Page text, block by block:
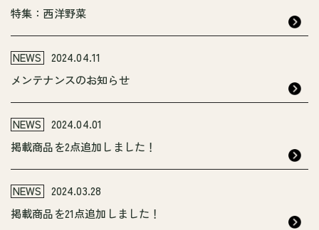
特集：西洋野菜
NEWS
2024.04.11
メンテナンスのお知らせ
NEWS
2024.04.01
掲載商品を2点追加しました！
NEWS
2024.03.28
掲載商品を21点追加しました！